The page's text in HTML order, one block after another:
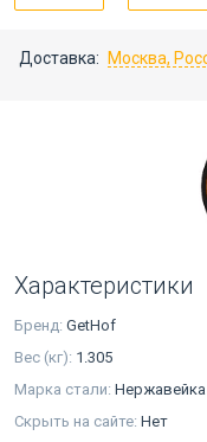
Доставка: Москва,
Характеристики
Бренд: GetHof
Вес (кг): 1.305
Марка стали: Нержавейка
Скрыть на сайте: Нет